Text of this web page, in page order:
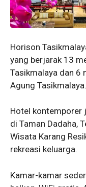
Horison
yang berjarak 13
Tasikmalaya dan 6
Agung Tasikmalaya.
Hotel kontemporer
di Taman Dadaha,
Wisata Karang
rekreasi keluarga.
Kamar-kamar